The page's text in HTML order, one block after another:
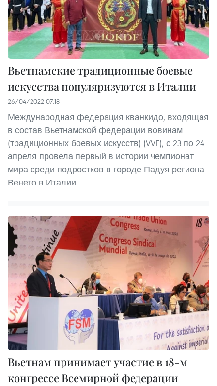
Вьетнамские традиционные боевые
искусства популяризуются в Италии
26/04/2022 07:18
Международная федерация кванкидо, входящая
в состав Вьетнамской федерации вовинам
(традиционных боевых искусств) (VVF), с 23 по 24
апреля провела первый в истории чемпионат
мира среди подростков в городе Падуя региона
Венето в Италии.
Вьетнам принимает участие в 18-м
конгрессе Всемирной федерации